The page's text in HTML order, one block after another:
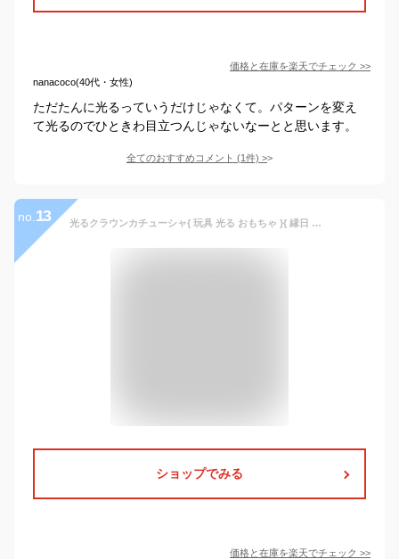
価格と在庫を楽天でチェック >>
nanacoco(40代・女性)
ただたんに光るっていうだけじゃなくて。パターンを変え
て光るのでひときわ目立つんじゃないなーとと思います。
全てのおすすめコメント (1件) >
no. 13 光るクラウンカチューシャ{ 玩具 光る おもちゃ }{ 縁日 祭り 夜店 }{ 子ども会 施設 }[ 子供会 保育園 幼稚園 景品 イベント お祭り プレゼント 人気 ]【色柄指定不可】【不良対応不可】
ショップでみる
価格と在庫を楽天でチェック >>